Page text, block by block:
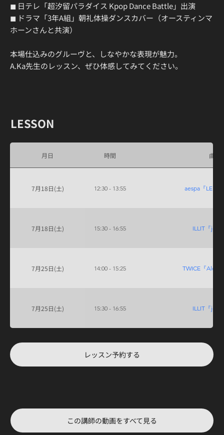
◼ 日テレ「超汐留パラダイス Kpop Dance Battle」出演
◼ ドラマ「3年A組」朝礼体操ダンスカバー（オースティンマ
ホーンさんと共演）
本場仕込みのグルーヴと、しなやかな表現が魅力。
A.Ka先生のレッスン、ぜひ体感してみてください。
​LESSON
月日 時間 曲名
7月18日(土) 12:30 - 13:55 aespa『
7月18日(土) 15:30 - 16:55 ILLIT『
7月25日(土) 14:00 - 15:25 TWICE『
7月25日(土) 15:30 - 16:55 ILLIT『
レッスン予約する
この講師の動画をすべて見る